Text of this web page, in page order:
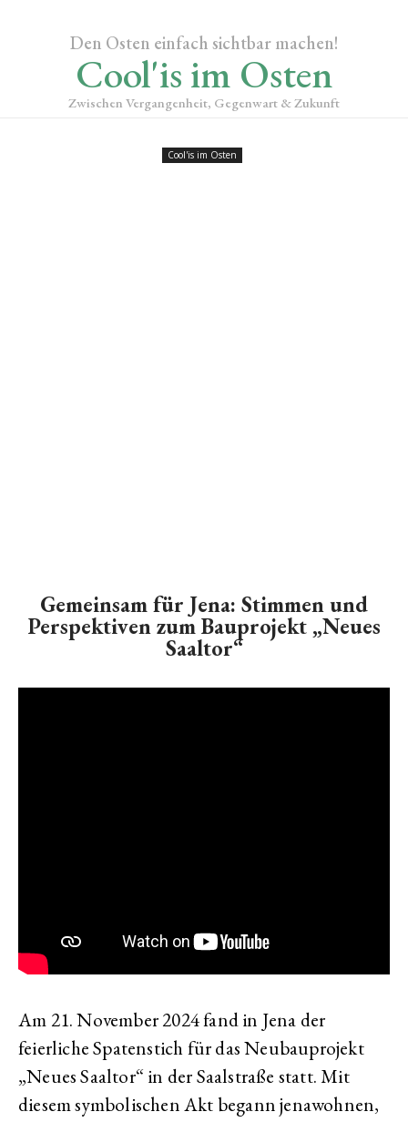
Den Osten einfach sichtbar machen!
Cool'is im Osten
Zwischen Vergangenheit, Gegenwart & Zukunft
Cool'is im Osten
Gemeinsam für Jena: Stimmen und
Perspektiven zum Bauprojekt „Neues
Saaltor“
Am 21. November 2024 fand in Jena der
feierliche Spatenstich für das Neubauprojekt
„Neues Saaltor“ in der Saalstraße statt. Mit
diesem symbolischen Akt begann jenawohnen,